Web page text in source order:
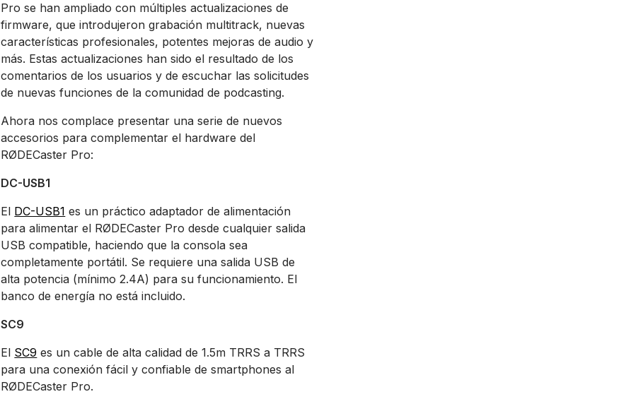
Pro se han ampliado con múltiples actualizaciones de
firmware, que introdujeron grabación multitrack, nuevas
características profesionales, potentes mejoras de audio y
más. Estas actualizaciones han sido el resultado de los
comentarios de los usuarios y de escuchar las solicitudes
de nuevas funciones de la comunidad de podcasting.
Ahora nos complace presentar una serie de nuevos
accesorios para complementar el hardware del
RØDECaster Pro:
DC-USB1
El DC-USB1 es un práctico adaptador de alimentación
para alimentar el RØDECaster Pro desde cualquier salida
USB compatible, haciendo que la consola sea
completamente portátil. Se requiere una salida USB de
alta potencia (mínimo 2.4A) para su funcionamiento. El
banco de energía no está incluido.
SC9
El SC9 es un cable de alta calidad de 1.5m TRRS a TRRS
para una conexión fácil y confiable de smartphones al
RØDECaster Pro.